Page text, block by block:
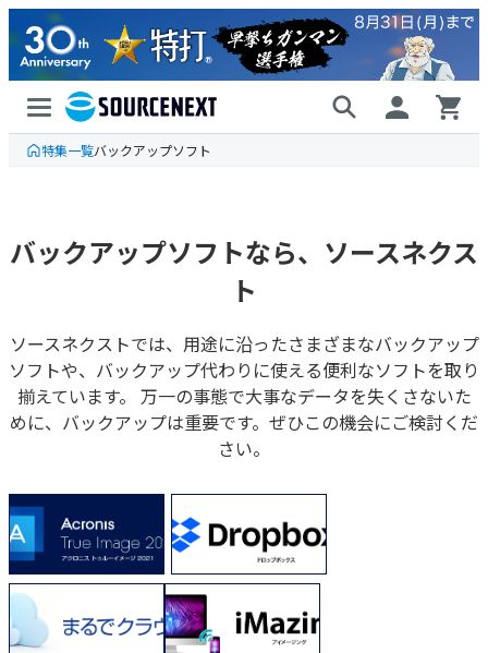
特集一覧バックアップソフト
バックアップソフトなら、ソースネクス
ト
ソースネクストでは、用途に沿ったさまざまなバックアップ
ソフトや、バックアップ代わりに使える便利なソフトを取り
揃えています。 万一の事態で大事なデータを失くさないた
めに、バックアップは重要です。ぜひこの機会にご検討くだ
さい。